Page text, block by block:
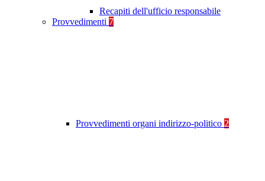
Recapiti dell'ufficio responsabile
Provvedimenti 7
Provvedimenti organi indirizzo-politico 2